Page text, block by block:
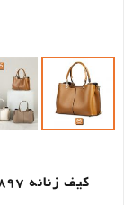
کیف زنانه 897 – 1